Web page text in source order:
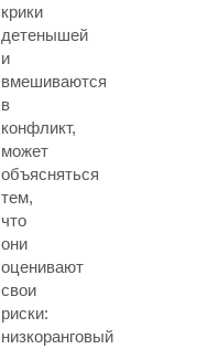
крики
детенышей
и
вмешиваются
в
конфликт,
может
объясняться
тем,
что
они
оценивают
свои
риски:
низкоранговый